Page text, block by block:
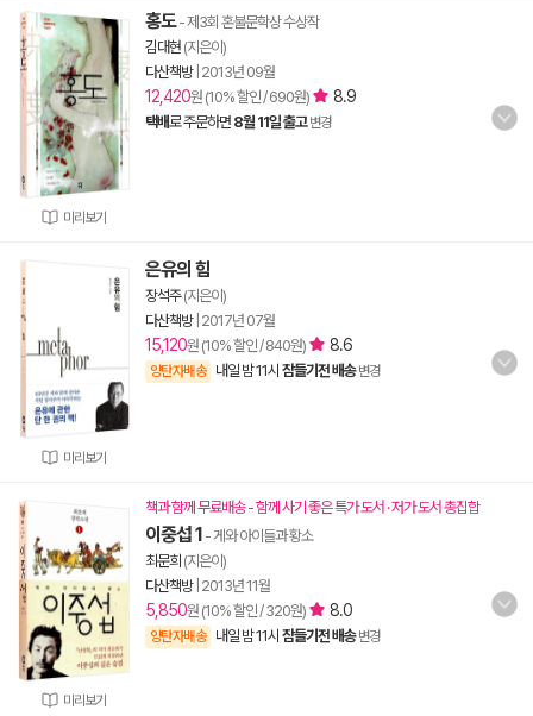
미리보기
홍도- 제3회 혼불문학상 수상작
김대현 (지은이)
다산책방| 2013년 09월
12,420원 (10% 할인 / 690원) 8.9
택배로 주문하면 8월 11일 출고 변경
미리보기
은유의 힘
장석주(지은이)
다산책방| 2017년 07월
15,120원 (10% 할인 / 840원) 8.6
양탄자배송 내일 밤 11시 잠들기전 배송 변경
미리보기
책과 함께 무료배송 - 함께 사기 좋은 특가 도서 · 저가 도서 총집합
이중섭 1 - 게와 아이들과 황소
최문희 (지은이)
다산책방| 2013년 11월
5,850원 (10% 할인 / 320원) 8.0
양탄자배송 내일 밤 11시 잠들기전 배송 변경